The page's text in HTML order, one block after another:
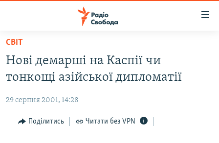
Перейти
основного
матеріалу
до
навігації
Перейти
ВСЕ ЗА ДОБУ
ПОЛІТИКА
ЕКОНОМІКА
ВІЙНА
РОСІЙСЬКА «ФІЛЬТРАЦІЯ»
СВІТ
Нові демарші на Каспії чи
тонкощі азійської дипломатії
29 серпня 2001, 14:28
Поділитись Читати без VPN